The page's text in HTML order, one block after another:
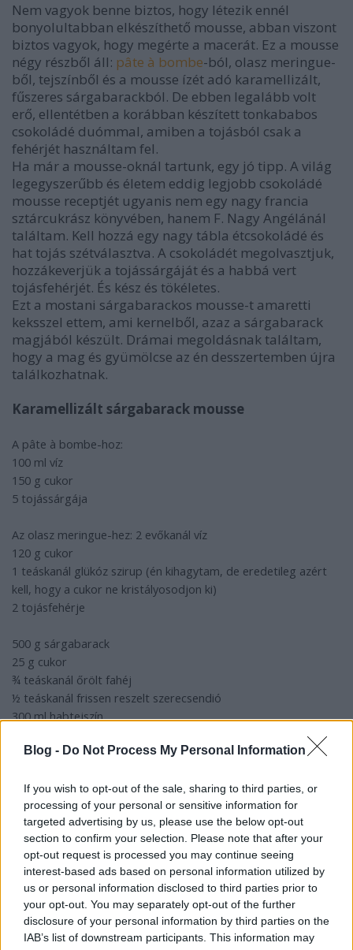
Blog - Do Not Process My Personal Information
If you wish to opt-out of the sale, sharing to third parties, or
processing of your personal or sensitive information for
targeted advertising by us, please use the below opt-out
section to confirm your selection. Please note that after your
opt-out request is processed you may continue seeing
interest-based ads based on personal information utilized by
us or personal information disclosed to third parties prior to
your opt-out. You may separately opt-out of the further
disclosure of your personal information by third parties on the
IAB’s list of downstream participants. This information may
Nem vagyok benne biztos, hogy létezik ennél
bonyolultabban elkészíthető mousse, abban viszont
biztos vagyok, hogy megérte a macerát. Ez a mousse
négy részből áll: pâte à bombe-ból, olasz meringue-
ből, tejszínből és a mousse ízét adó karamellizált,
fűszeres sárgabarackból. De ebben legalább volt
erő, ellentétben a korábban készített tonkababos
csokoládé duómmal, amiben a tojásból csak a
fehérjét használtam fel.
Ha már a mousse-oknál tartunk, egy jó tipp. A világ
legegyszerűbb és életem eddig legjobb csokoládé
mousse receptjét ugyanis nem egy nagy francia
sztárcukrász könyvében, hanem F. Nagy Angélánál
találtam. Kell hozzá egy nagy tábla étcsokoládé és
hat tojás szétválasztva. A csokoládét megolvasztjuk,
hozzákeverjük a tojássárgáját és a habbá vert
tojásfehérjét. És kész és tökéletes.
Ezt a mostani sárgabarackos mousse-t amaretti
keksszel ettem, ami kernelből, azaz a sárgabarack
magjából készült. Drámai megoldásnak találtam,
hogy a mag és gyümölcse az én desszertemben újra
találkozhatnak.
Karamellizált sárgabarack mousse
A pâte à bombe-hoz:
100 ml víz
150 g cukor
5 tojássárgája
Az olasz meringue-hez: 2 evőkanál víz
120 g cukor
1 teáskanál glükóz szirup (én kihagytam, de eredetileg azért
kell, hogy a cukor ne kristályosodjon ki)
2 tojásfehérje
500 g sárgabarack
25 g cukor
¾ teáskanál őrölt fahéj
½ teáskanál frissen reszelt szerecsendió
300 ml habtejszín
A pâte à bombe-hoz a vízből és a cukorból csinálj
rá a kikevert tojássárgákra. Egy elektromos mixerrel addig
keverd, amíg nagyon világos és könnyű habot nem kapsz.
Tedd a tálat gyengén forró víz fölé, és keverd tovább, hogy
besűrűsödjön.
Az olasz meringue-hez ismét csinálj (csak más arányokkal)
cukorszirupot. Csurgasd a lágy habbá vert tojásfehérjére, és 5
perc alatt keverd selymesen csillogóvá.
A sárgabarackot hámozd meg, magozd ki, vágd négyfelé.
Szórd meg a cukorral, és sistergően forró serpenyőben